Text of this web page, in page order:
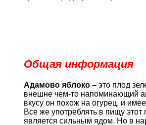
Общая информация
Адамово яблоко – это плод
внешне чем-то напоминающий
вкусу он похож на огурец, и
Все же употреблять в пищу этот
является сильным ядом. Но в